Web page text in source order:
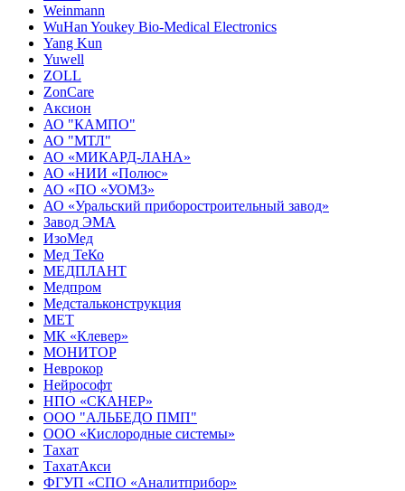
Weinmann
WuHan Youkey Bio-Medical Electronics
Yang Kun
Yuwell
ZOLL
ZonCare
Аксион
АО "КАМПО"
АО "МТЛ"
АО «МИКАРД-ЛАНА»
АО «НИИ «Полюс»
АО «ПО «УОМЗ»
АО «Уральский приборостроительный завод»
Завод ЭМА
ИзоМед
Мед ТеКо
МЕДПЛАНТ
Медпром
Медстальконструкция
МЕТ
МК «Клевер»
МОНИТОР
Неврокор
Нейрософт
НПО «СКАНЕР»
ООО "АЛЬБЕДО ПМП"
ООО «Кислородные системы»
Тахат
ТахатАкси
ФГУП «СПО «Аналитприбор»